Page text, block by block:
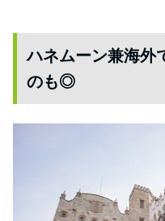
ハネムーン兼海外
のも◎